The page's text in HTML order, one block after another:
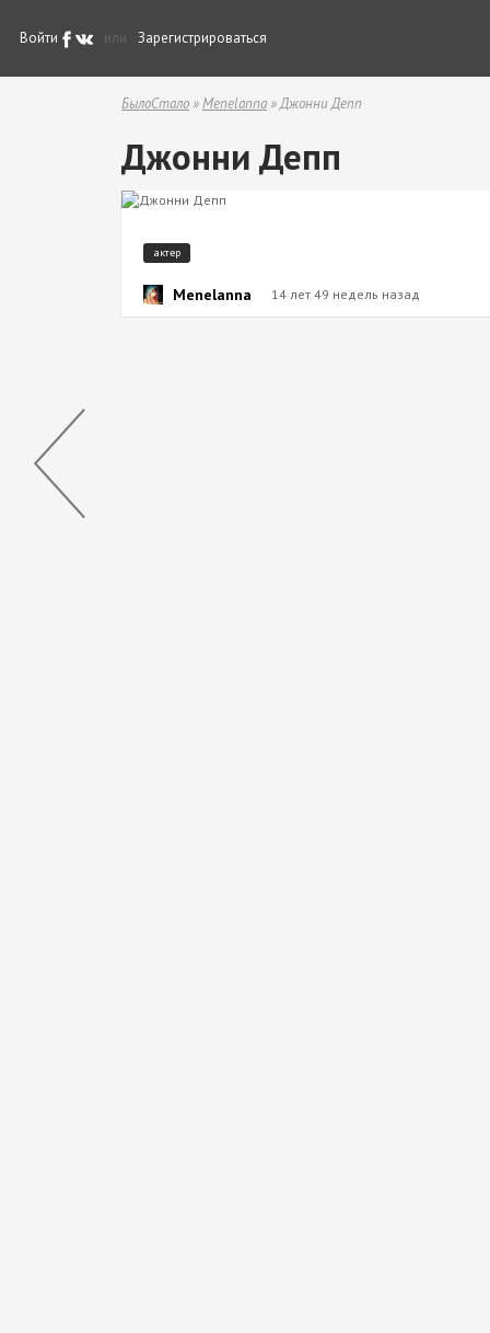
Войти или Зарегистрироваться
БылоСтало »Menelanna » Джонни Депп
Джонни Депп
актер
Menelanna 14 лет 49 недель назад